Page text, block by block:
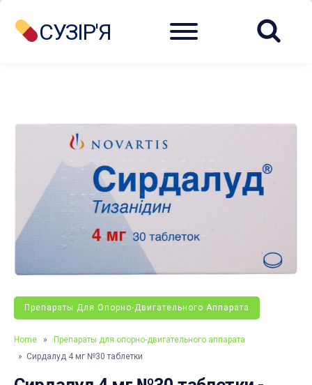
СУЗІР'Я Menu
Препараты Для Опорно-Двигательного Аппарата
Home »
Препараты для опорно-двигательного аппарата
» Сирдалуд 4 мг №30 таблетки